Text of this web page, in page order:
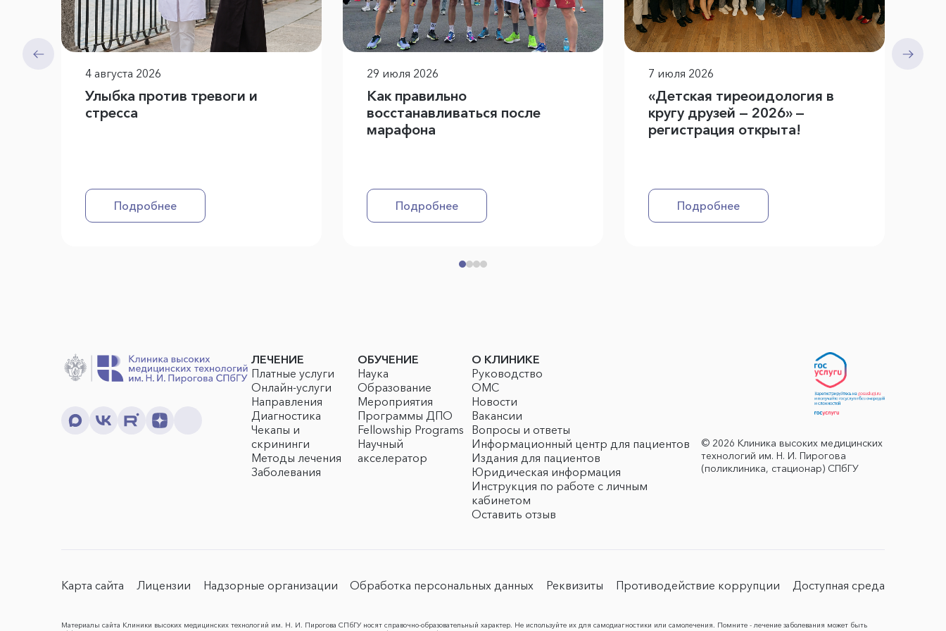
4 августа 2026
Улыбка против тревоги и
стресса
Подробнее
29 июля 2026
‍Как правильно
восстанавливаться после
марафона
Подробнее
7 июля 2026
«Детская тиреоидология в
кругу друзей — 2026» —
регистрация открыта!
Подробнее
ЛЕЧЕНИЕ
Платные услуги
Онлайн-услуги
Направления
Диагностика
Чекапы и
скрининги
Методы лечения
Заболевания
ОБУЧЕНИЕ
Наука
Образование
Мероприятия
Программы ДПО
Fellowship Programs
Научный
акселератор
О КЛИНИКЕ
Руководство
ОМС
Новости
Вакансии
Вопросы и ответы
Информационный центр для пациентов
Издания для пациентов
Юридическая информация
Инструкция по работе с личным
кабинетом
Оставить отзыв
© 2026 Клиника высоких медицинских
технологий им. Н. И. Пирогова
(поликлиника, стационар) СПбГУ
Карта сайта Лицензии Надзорные организации Обработка персональных данных Реквизиты Противодействие коррупции Доступная среда
Материалы сайта Клиники высоких медицинских технологий им. Н. И. Пирогова СПбГУ носят справочно-образовательный характер. Не используйте их для самодиагностики или самолечения. Помните - лечение заболевания может быть